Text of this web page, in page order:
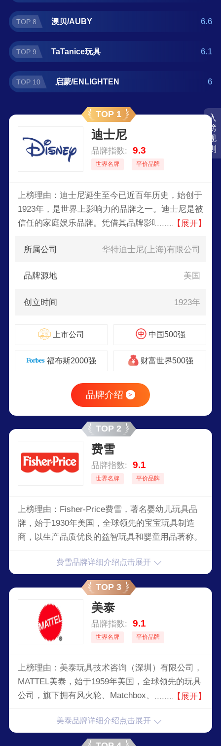
入
榜
规
则
TOP 8 澳贝/AUBY 6.6
TOP 9 TaTanice玩具 6.1
TOP 10 启蒙/ENLIGHTEN 6
TOP 1
迪士尼
品牌指数: 9.3
世界名牌 平价品牌
上榜理由：迪士尼诞生至今已近百年历史，始创于
1923年，是世界上影响力的品牌之一。迪士尼是被
信任的家庭娱乐品牌。凭借其品牌影响力，迪士尼
品、服装、家居用品、毛绒玩具、等多个产业。
【展开】
所属公司 华特迪士尼(上海)有限公司
品牌源地 美国
创立时间 1923年
上市公司 中国500强
福布斯2000强 财富世界500强
品牌介绍 >
TOP 2
费雪
品牌指数: 9.1
世界名牌 平价品牌
上榜理由：Fisher-Price费雪，著名婴幼儿玩具品
牌，始于1930年美国，全球领先的宝宝玩具制造
商，以生产品质优良的益智玩具和婴童用品著称。
费雪品牌详细介绍点击展开
TOP 3
美泰
品牌指数: 9.1
世界名牌 平价品牌
上榜理由：美泰玩具技术咨询（深圳）有限公司，
MATTEL美泰，始于1959年美国，全球领先的玩具
公司，旗下拥有风火轮、Matchbox、芭比娃娃、
家等著名产品。
【展开】
美泰品牌详细介绍点击展开